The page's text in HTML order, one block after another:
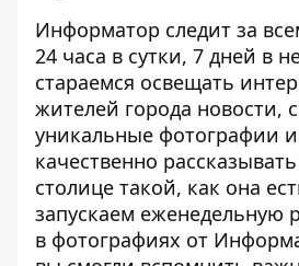
Информатор следит за
24 часа в сутки, 7 дней в
стараемся освещать
жителей города новости,
уникальные фотографии
качественно
столице такой, как она
запускаем еженедельную
в фотографиях от